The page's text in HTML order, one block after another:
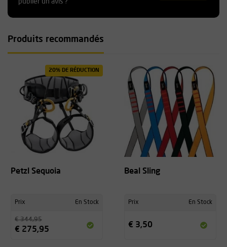
publier un avis ?
Produits recommandés
20% DE RÉDUCTION
Petzl Sequoia
Prix En Stock
€ 344,95
€ 275,95
Beal Sling
Prix En Stock
€ 3,50